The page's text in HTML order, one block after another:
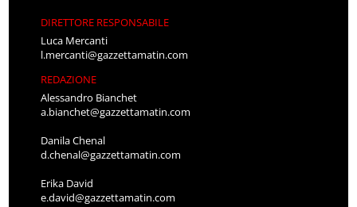
DIRETTORE RESPONSABILE
Luca Mercanti
l.mercanti@gazzettamatin.com
REDAZIONE
Alessandro Bianchet
a.bianchet@gazzettamatin.com
Danila Chenal
d.chenal@gazzettamatin.com
Erika David
e.david@gazzettamatin.com